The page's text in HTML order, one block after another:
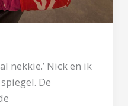
nekkie.’ Nick en ik
De